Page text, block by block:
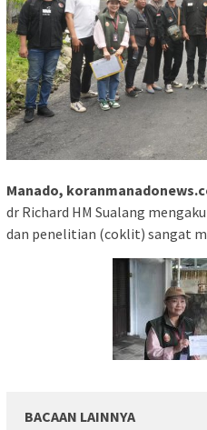
Manado,
dr Richard HM Sualang
dan penelitian (coklit) sangat
BACAAN LAINNYA